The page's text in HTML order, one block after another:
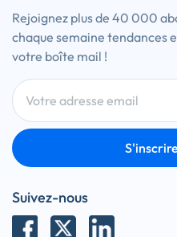
Rejoignez plus de 40 000
chaque semaine tendances
votre boîte mail !
S'inscrire
Suivez-nous